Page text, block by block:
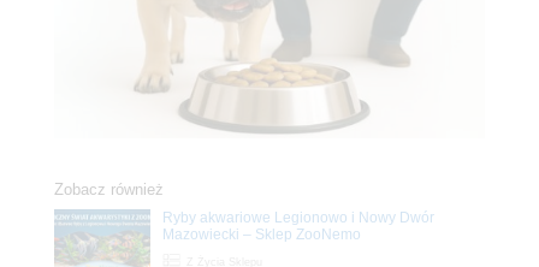
Zobacz również
Ryby akwariowe Legionowo i Nowy Dwór
Mazowiecki – Sklep ZooNemo